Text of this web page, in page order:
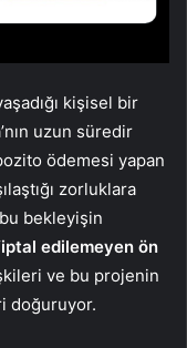
kişisel bir
uzun süredir
ödemesi yapan
zorluklara
bekleyişin
iptal edilemeyen ön
ve bu projenin
doğuruyor.